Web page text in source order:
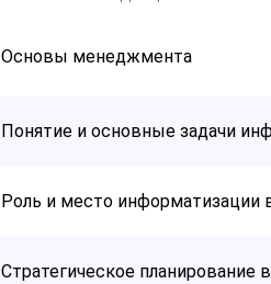
Основы менеджмента
Понятие и основные задачи
Роль и место информатизации
Стратегическое